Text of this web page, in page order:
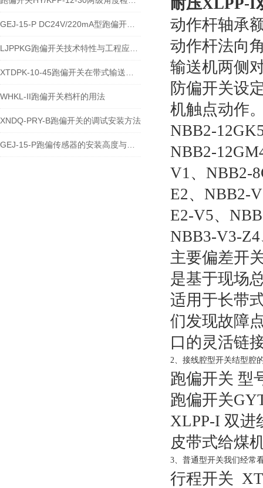
WHKL-II跑偏开关档杆的用法
XNDQ-PRY-B跑偏开关的调试安装方法
耐压XLPP-I
动作杆轴承
动作杆法向
输送机两侧
防偏开关设
机触点动作
NBB2-
NBB2-
V1、NBB2-
E2、NBB2-
E2-V5、
NBB3-V3-
主要偏差开
是基于现场
适用于长带
们发现故障
口的灵活链
2、接线腔型开关结型腔
跑偏开关 型
跑偏开关
XLPP-I 双进
皮带式给煤
3、普通型开关我们经常
行程开关